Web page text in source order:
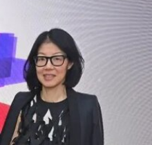
的一份长达162页的报
西娅·M·哈蒂格
中传播“激进的行动主
牌将告知参观者，博物
符合政府近期发布的
密森尼学会美国国家历